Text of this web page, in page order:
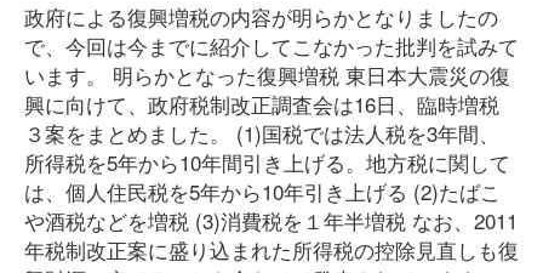
政府による復興増税の内容が明らかとなりましたの
で、今回は今までに紹介してこなかった批判を試みて
います。 明らかとなった復興増税 東日本大震災の復
興に向けて、政府税制改正調査会は16日、臨時増税
３案をまとめました。 (1)国税では法人税を3年間、
所得税を5年から10年間引き上げる。地方税に関して
は、個人住民税を5年から10年引き上げる (2)たばこ
や酒税などを増税 (3)消費税を１年半増税 なお、2011
年税制改正案に盛り込まれた所得税の控除見直しも復